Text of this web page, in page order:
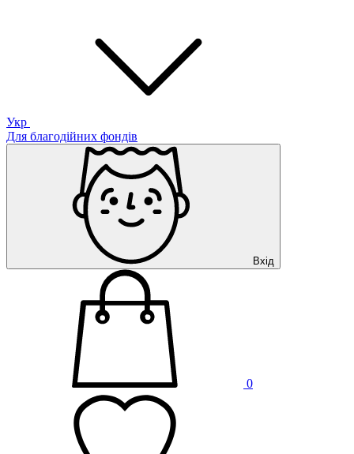
Укр
Для благодійних фондів
Вхід
0